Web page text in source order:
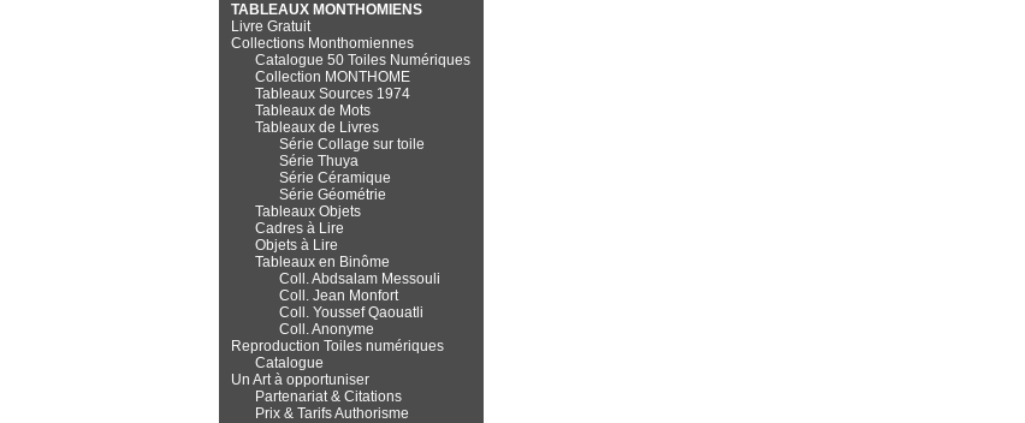
TABLEAUX MONTHOMIENS
Livre Gratuit
Collections Monthomiennes
Catalogue 50 Toiles Numériques
Collection MONTHOME
Tableaux Sources 1974
Tableaux de Mots
Tableaux de Livres
Série Collage sur toile
Série Thuya
Série Céramique
Série Géométrie
Tableaux Objets
Cadres à Lire
Objets à Lire
Tableaux en Binôme
Coll. Abdsalam Messouli
Coll. Jean Monfort
Coll. Youssef Qaouatli
Coll. Anonyme
Reproduction Toiles numériques
Catalogue
Un Art à opportuniser
Partenariat & Citations
Prix & Tarifs Authorisme